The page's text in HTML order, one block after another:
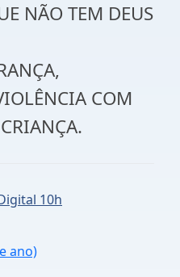
NÃO TEM DEUS
COM
10h
ano)